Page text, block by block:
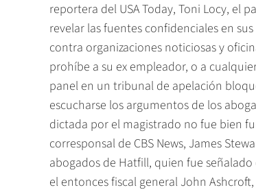
reportera del USA Today, Toni Locy, el
revelar las fuentes confidenciales en
contra organizaciones noticiosas y
prohíbe a su ex empleador, o a
panel en un tribunal de apelación
escucharse los argumentos de los
dictada por el magistrado no fue bien
corresponsal de CBS News, James
abogados de Hatfill, quien fue señalado
el entonces fiscal general John